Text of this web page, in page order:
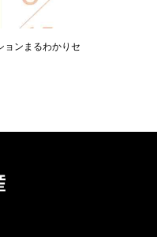
ョンまるわかりセ